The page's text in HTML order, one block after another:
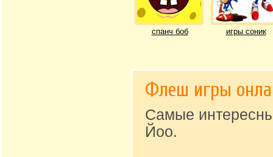
спанч боб игры соник
Флеш игры
Самые
Йоо.